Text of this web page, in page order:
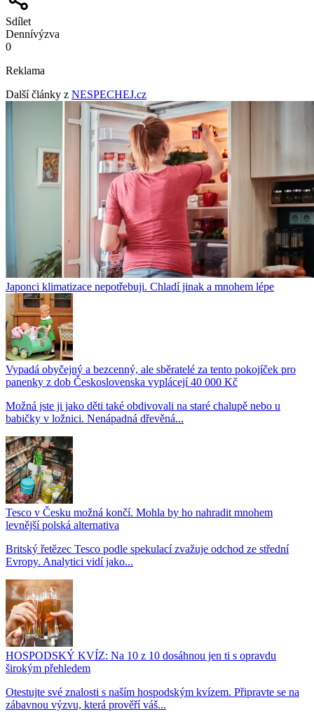
Sdílet
Dennívýzva
0
Reklama
Další články z NESPECHEJ.cz
Japonci klimatizace nepotřebuji. Chladí jinak a mnohem lépe
Vypadá obyčejný a bezcenný, ale sběratelé za tento pokojíček pro
panenky z dob Československa vyplácejí 40 000 Kč
Možná jste ji jako děti také obdivovali na staré chalupě nebo u
babičky v ložnici. Nenápadná dřevěná...
Tesco v Česku možná končí. Mohla by ho nahradit mnohem
levnější polská alternativa
Britský řetězec Tesco podle spekulací zvažuje odchod ze střední
Evropy. Analytici vidí jako...
HOSPODSKÝ KVÍZ: Na 10 z 10 dosáhnou jen ti s opravdu
širokým přehledem
Otestujte své znalosti s naším hospodským kvízem. Připravte se na
zábavnou výzvu, která prověří váš...